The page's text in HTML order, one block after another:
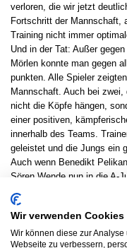
verloren, die wir jetzt
Fortschritt der Mannschaft,
Training nicht immer
Und in der Tat: Außer
Mörlen konnte man gegen
punkten. Alle Spieler
Mannschaft. Auch bei zwei,
nicht die Köpfe hängen,
einer positiven,
innerhalb des Teams.
geleistet und die Jungs ein
Auch wenn Benedikt
Sören Wende nun in die A-
die kommende B-Jugend
Freiräume nutzen, um sich
Zudem rücken aus der
Wir verwenden Cookies
Wir können diese zur
Webseite zu verbessern,